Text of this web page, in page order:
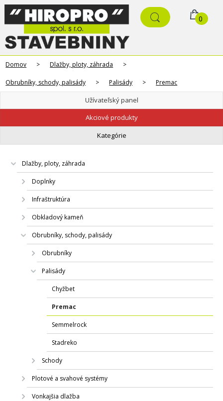
0
Domov > Dlažby, ploty, záhrada >
Obrubníky, schody, palisády > Palisády > Premac
Užívateľský panel
Akciové produkty
Kategórie
Dlažby, ploty, záhrada
Doplnky
Infraštruktúra
Obkladový kameň
Obrubníky, schody, palisády
Obrubníky
Palisády
Chyžbet
Premac
Semmelrock
Stadreko
Schody
Plotové a svahové systémy
Vonkajšia dlažba